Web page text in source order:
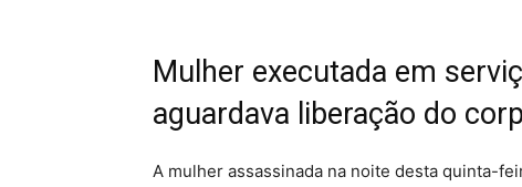
Mulher executada em
aguardava liberação do
A mulher assassinada na noite desta quinta-